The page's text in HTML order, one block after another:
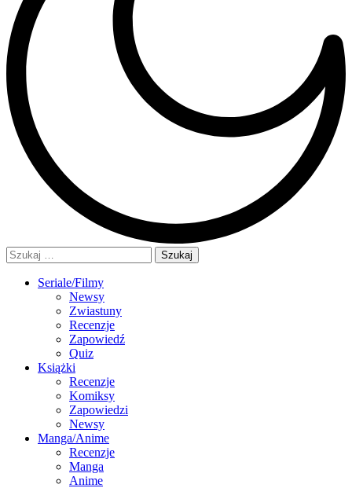
Szukaj:
Seriale/Filmy
Newsy
Zwiastuny
Recenzje
Zapowiedź
Quiz
Książki
Recenzje
Komiksy
Zapowiedzi
Newsy
Manga/Anime
Recenzje
Manga
Anime